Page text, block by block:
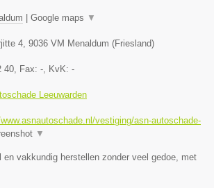
Google maps ▼
4, 9036 VM Menaldum (Friesland)
40, Fax: -, KvK: -
Leeuwarden
vestiging/asn-autoschade-
▼
en vakkundig herstellen zonder veel gedoe, met